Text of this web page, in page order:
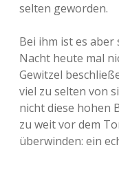
selten geworden.
Bei ihm ist es aber
Nacht heute mal
Gewitzel
viel zu selten von
nicht diese hohen
zu weit vor dem
überwinden: ein